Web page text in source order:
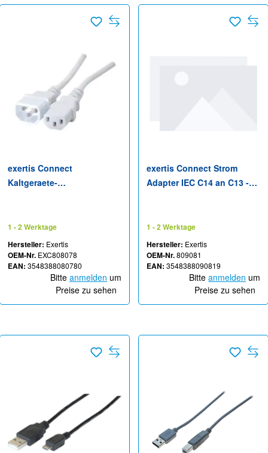
exertis Connect
Kaltgeraete-
Verlängerungskabel
1 - 2 Werktage
Hersteller: Exertis
OEM-Nr. EXC808078
EAN: 3548388080780
Bitteanmelden um
Preise zu sehen
exertis Connect Strom
Adapter IEC C14 an C13 -
1 - 2 Werktage
Hersteller: Exertis
OEM-Nr.809081
EAN: 3548388090819
Bitteanmelden um
Preise zu sehen